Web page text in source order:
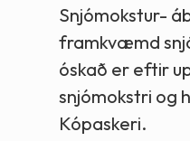
Snjómokstur-
framkvæmd
óskað er eftir
snjómokstri og
Kópaskeri.